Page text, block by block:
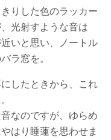
りした色のラッカー
光射すような音は
いと思い、ノートル
ラ窓を。
したときから、これ
なのですが、ゆらめ
はり睡蓮を思わせま